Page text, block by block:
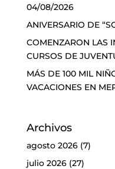
04/08/2026
ANIVERSARIO DE
COMENZARON LAS
CURSOS DE
MÁS DE 100 MIL
VACACIONES EN
Archivos
agosto 2026(7)
julio 2026(27)